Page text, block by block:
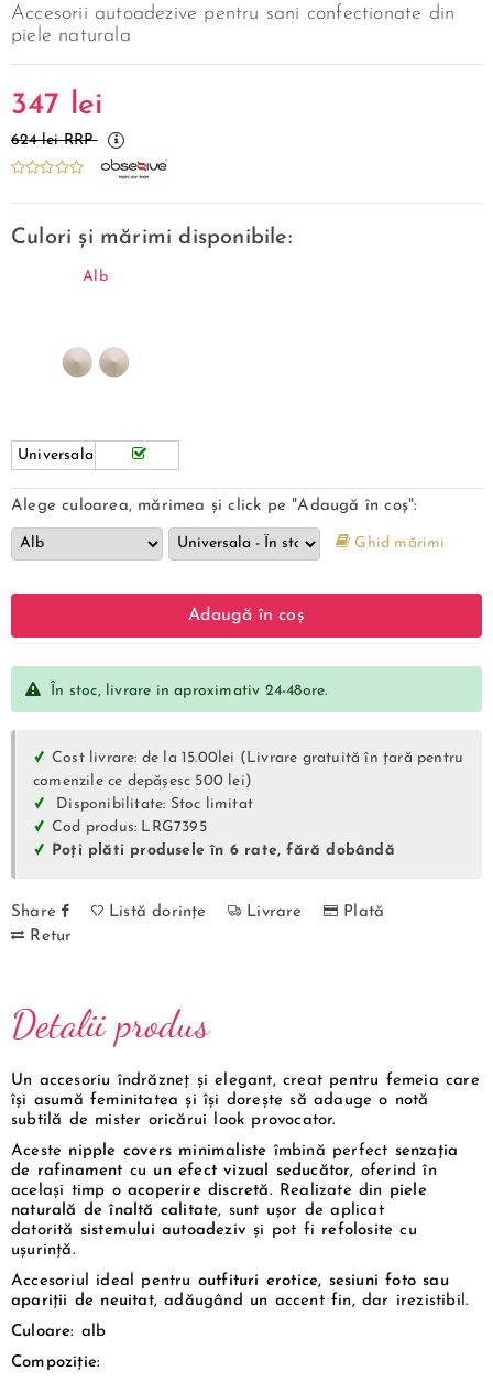
Accesorii autoadezive pentru sani confectionate din
piele naturala
347 lei
624 lei RRP
Culori și mărimi disponibile:
Alb
Universala
Alege culoarea, mărimea și click pe "Adaugă în coș":
Ghid mărimi
Adaugă în coș
În stoc, livrare in aproximativ 24-48ore.
Cost livrare: de la 15.00lei (Livrare gratuită în țară pentru
comenzile ce depășesc 500 lei)
Disponibilitate: Stoc limitat
Cod produs: LRG7395
Poți plăti produsele în 6 rate, fără dobândă
Share Listă dorințe Livrare
Plată
Retur
Detalii produs
Un accesoriu îndrăzneț și elegant, creat pentru femeia care
își asumă feminitatea și își dorește să adauge o notă
subtilă de mister oricărui look provocator.
Aceste nipple covers minimaliste îmbină perfect senzația
de rafinament cu un efect vizual seducător, oferind în
același timp o acoperire discretă. Realizate din piele
naturală de înaltă calitate, sunt ușor de aplicat
datorită sistemului autoadeziv și pot fi refolosite cu
ușurință.
Accesoriul ideal pentru outfituri erotice, sesiuni foto sau
apariții de neuitat, adăugând un accent fin, dar irezistibil.
Culoare: alb
Compoziție: